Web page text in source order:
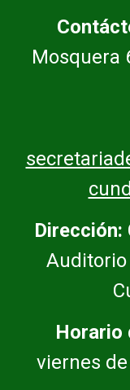
Mosquera
Dirección:
Horario
viernes